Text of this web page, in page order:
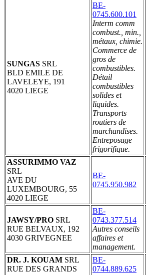
SUNGAS SRL
BLD EMILE DE
LAVELEYE, 191
4020 LIEGE
BE-
0745.600.101
Interm comm
combust., min.,
métaux, chimie.
Commerce de
gros de
combustibles.
Détail
combustibles
solides et
liquides.
Transports
routiers de
marchandises.
Entreposage
frigorifique.
ASSURIMMO VAZ
SRL
AVE DU
LUXEMBOURG, 55
4020 LIEGE
BE-
0745.950.982
JAWSY/PRO SRL
RUE BELVAUX, 192
4030 GRIVEGNEE
BE-
0743.377.514
Autres conseils
affaires et
management.
DR. J. KOUAM SRL
RUE DES GRANDS
BE-
0744.889.625